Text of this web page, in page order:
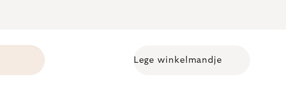
Shopping cart
Lege winkelmandje